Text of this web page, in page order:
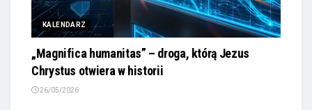
KALENDARZ
„Magnifica humanitas” – droga, którą Jezus
Chrystus otwiera w historii
26/05/2026